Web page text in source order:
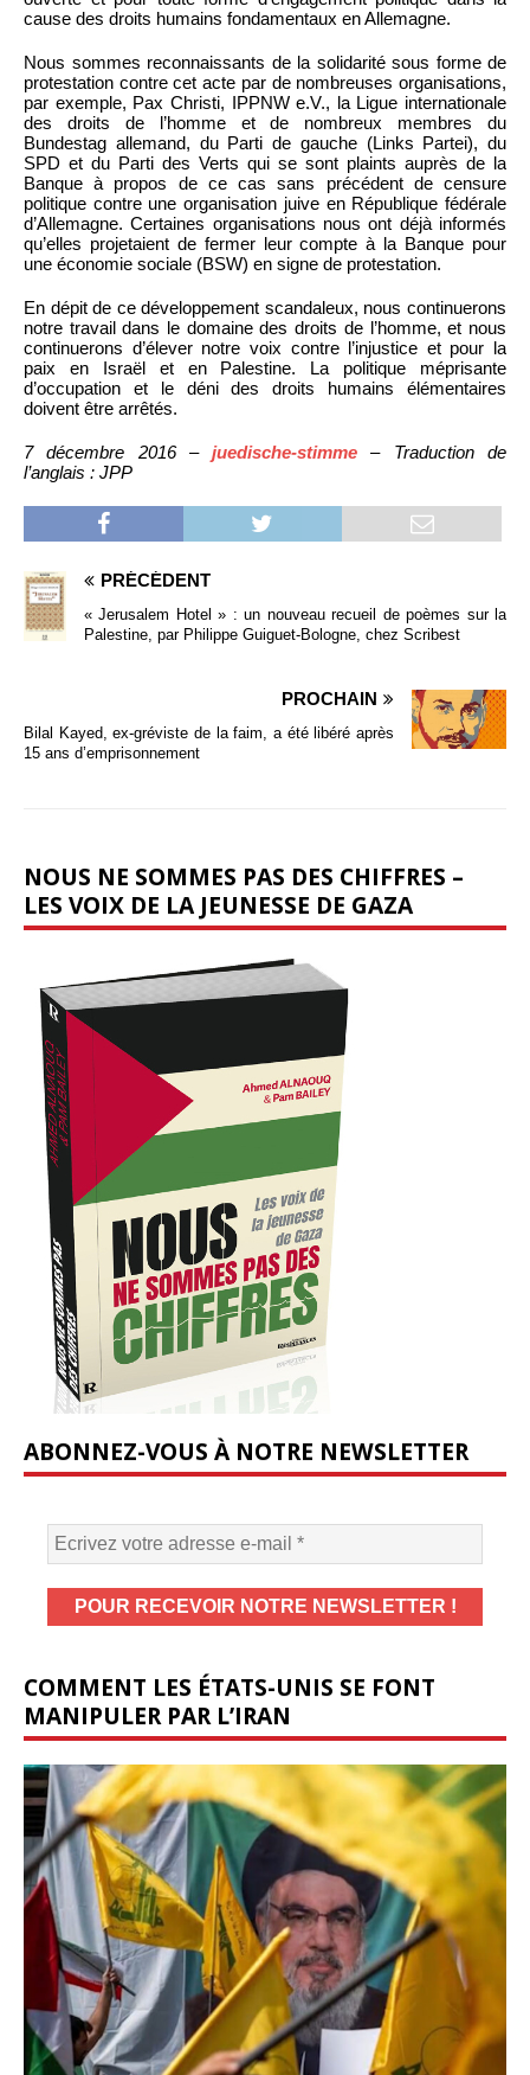
cause des droits humains fondamentaux en Allemagne.
Nous sommes reconnaissants de la solidarité sous forme de
protestation contre cet acte par de nombreuses organisations,
par exemple, Pax Christi, IPPNW e.V., la Ligue internationale
des droits de l’homme et de nombreux membres du
Bundestag allemand, du Parti de gauche (Links Partei), du
SPD et du Parti des Verts qui se sont plaints auprès de la
Banque à propos de ce cas sans précédent de censure
politique contre une organisation juive en République fédérale
d’Allemagne. Certaines organisations nous ont déjà informés
qu’elles projetaient de fermer leur compte à la Banque pour
une économie sociale (BSW) en signe de protestation.
En dépit de ce développement scandaleux, nous continuerons
notre travail dans le domaine des droits de l’homme, et nous
continuerons d’élever notre voix contre l’injustice et pour la
paix en Israël et en Palestine. La politique méprisante
d’occupation et le déni des droits humains élémentaires
doivent être arrêtés.
7 décembre 2016 –juedische-stimme – Traduction de
l’anglais : JPP
PRÉCÉDENT
« Jerusalem Hotel » : un nouveau recueil de poèmes sur la
Palestine, par Philippe Guiguet-Bologne, chez Scribest
PROCHAIN
Bilal Kayed, ex-gréviste de la faim, a été libéré après
15 ans d’emprisonnement
NOUS NE SOMMES PAS DES CHIFFRES –
LES VOIX DE LA JEUNESSE DE GAZA
ABONNEZ-VOUS À NOTRE NEWSLETTER
COMMENT LES ÉTATS-UNIS SE FONT
MANIPULER PAR L’IRAN